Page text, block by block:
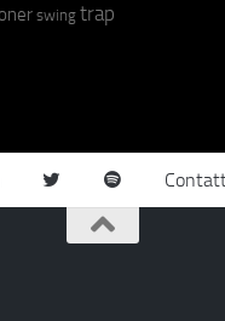
swing trap